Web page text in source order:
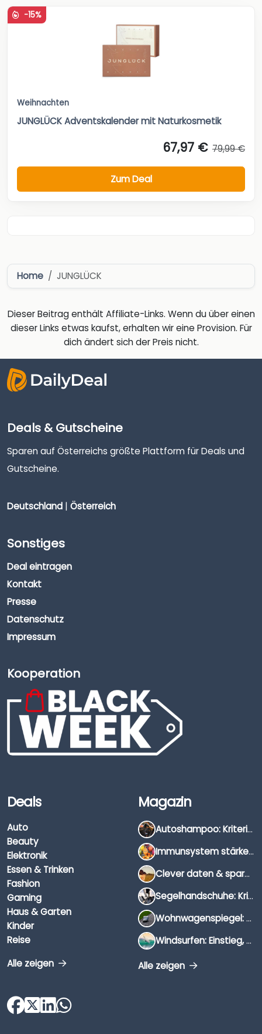
-15%
Weihnachten
JUNGLÜCK Adventskalender mit Naturkosmetik
67,97 € 79,99 €
Zum Deal
Home JUNGLÜCK
Dieser Beitrag enthält Affiliate-Links. Wenn du über einen
dieser Links etwas kaufst, erhalten wir eine Provision. Für
dich ändert sich der Preis nicht.
Deals & Gutscheine
Sparen auf Österreichs größte Plattform für Deals und
Gutscheine.
Deutschland | Österreich
Sonstiges
Deal eintragen
Kontakt
Presse
Datenschutz
Impressum
Kooperation
Deals
Auto
Beauty
Elektronik
Essen & Trinken
Fashion
Gaming
Haus & Garten
Kinder
Reise
Alle zeigen
Magazin
Autoshampoo: Kriterien, Unterschiede & Anwendung
Immunsystem stärken: Hausmittel, Vitamine & Wissenswertes
Clever daten & sparen: So findest du die besten Deals für Dates und Unternehmungen
Segelhandschuhe: Kriterien, Materialien & Tipps
Wohnwagenspiegel: Auswahl, Preise & Montage
Windsurfen: Einstieg, Ausrüstung & Tipps
Alle zeigen